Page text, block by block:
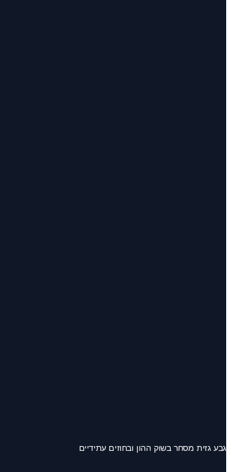
גבע גזית מסחר בשוק ההון ובחוזים עתידיים